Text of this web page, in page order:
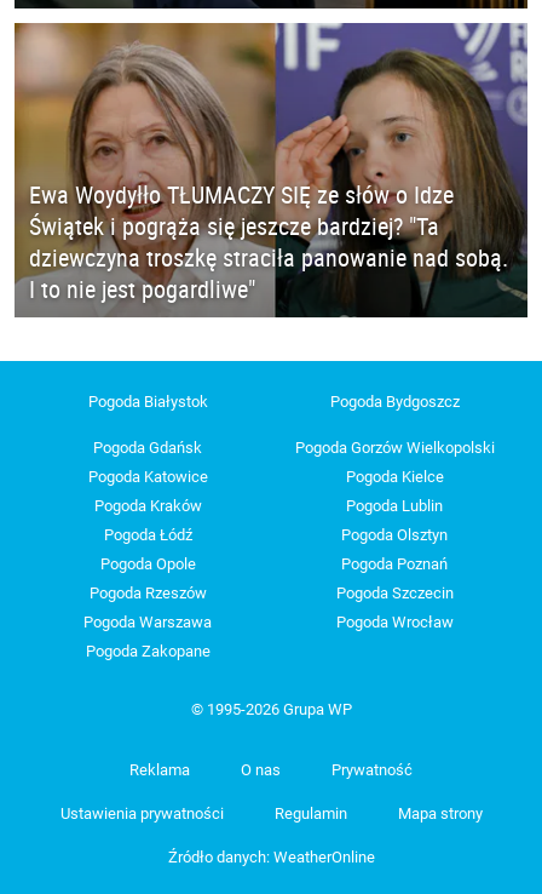
Ewa Woydyłło TŁUMACZY SIĘ ze słów o Idze
Świątek i pogrąża się jeszcze bardziej? "Ta
dziewczyna troszkę straciła panowanie nad sobą.
I to nie jest pogardliwe"
Pogoda Białystok Pogoda Bydgoszcz
Pogoda Gdańsk
Pogoda Gorzów Wielkopolski
Pogoda Katowice
Pogoda Kielce
Pogoda Kraków
Pogoda Lublin
Pogoda Łódź
Pogoda Olsztyn
Pogoda Opole
Pogoda Poznań
Pogoda Rzeszów
Pogoda Szczecin
Pogoda Warszawa
Pogoda Wrocław
Pogoda Zakopane
© 1995-2026 Grupa WP
Reklama O nas Prywatność
Ustawienia prywatności Regulamin Mapa strony
Źródło danych: WeatherOnline